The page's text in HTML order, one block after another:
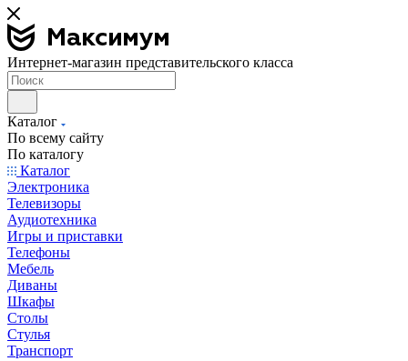
Интернет-магазин представительского класса
Каталог
По всему сайту
По каталогу
Каталог
Электроника
Телевизоры
Аудиотехника
Игры и приставки
Телефоны
Мебель
Диваны
Шкафы
Столы
Стулья
Транспорт